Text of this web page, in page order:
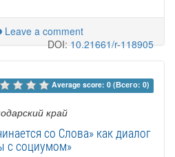
Leave a comment
DOI:10.21661/r-118905
Average score: 0 (Всего: 0)
край
со Слова» как диалог
с социумом»